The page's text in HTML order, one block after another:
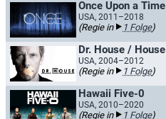
Once Upon a
USA, 2011–2018
(Regie in 1 Folge)
Dr. House / House
USA, 2004–2012
(Regie in 1 Folge)
Hawaii Five-0
USA, 2010–2020
(Regie in 1 Folge)